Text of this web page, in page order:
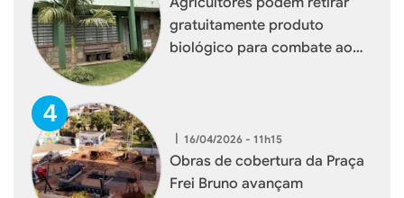
gratuitamente produto
biológico para combate ao
| 16/04/2026 - 11h15
Obras de cobertura da Praça
Frei Bruno avançam